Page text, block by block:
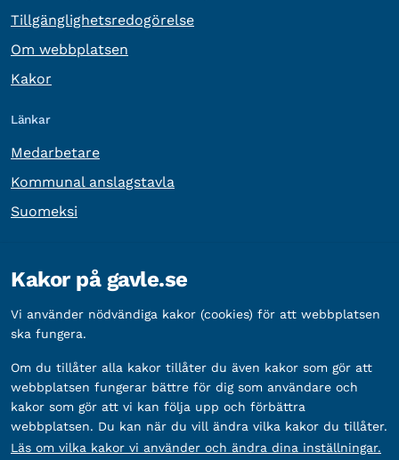
Tillgänglighetsredogörelse
Om webbplatsen
Kakor
Länkar
Medarbetare
Kommunal anslagstavla
Suomeksi
Organisationsnummer: 212000-2338
Bankgironummer: 5888-2333
Kakor på gavle.se
Vi använder nödvändiga kakor (cookies) för att webbplatsen
ska fungera.
Om du tillåter alla kakor tillåter du även kakor som gör att
webbplatsen fungerar bättre för dig som användare och
kakor som gör att vi kan följa upp och förbättra
webbplatsen. Du kan när du vill ändra vilka kakor du tillåter.
Läs om vilka kakor vi använder och ändra dina inställningar.